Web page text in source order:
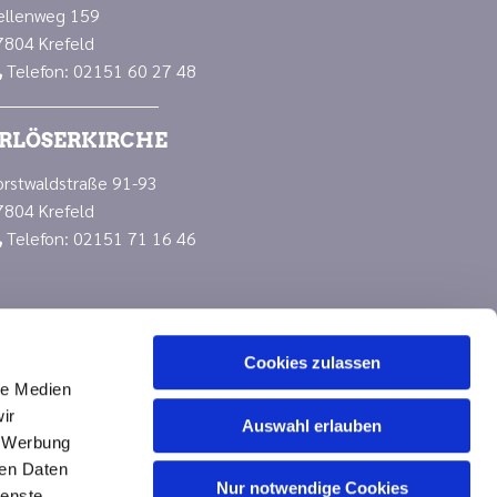
Medien
Daten
Cookies zulassen
Auswahl erlauben
Nur notwendige Cookies
159
Krefeld
Telefon: 02151 60 27 48
91-93
Krefeld
Telefon: 02151 71 16 46